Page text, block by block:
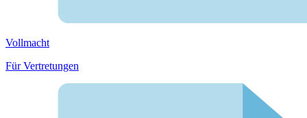
Vollmacht
Für Vertretungen